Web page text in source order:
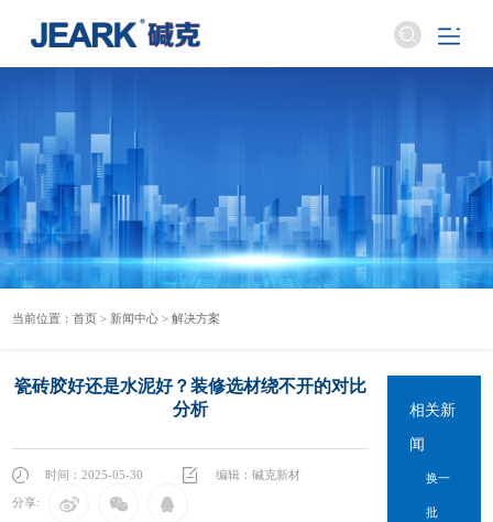
当前位置：首页 > 新闻中心 >解决方案
瓷砖胶好还是水泥好？装修选材绕不开的对比
分析
时间：2025-05-30 编辑：碱克新材
分享:
相关新
闻
换一
批